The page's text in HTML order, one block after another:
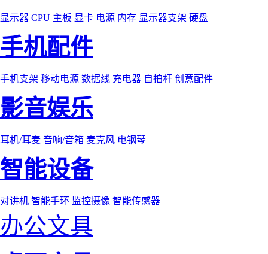
显示器 CPU 主板 显卡 电源 内存 显示器支架 硬盘
手机配件
手机支架 移动电源 数据线 充电器 自拍杆 创意配件
影音娱乐
耳机/耳麦 音响/音箱 麦克风 电钢琴
智能设备
对讲机 智能手环 监控摄像 智能传感器
办公文具